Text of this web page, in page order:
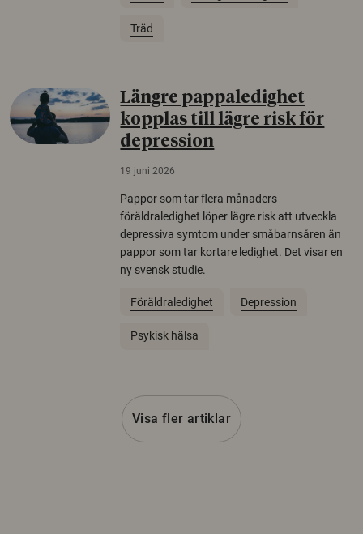
Träd
Längre pappaledighet
kopplas till lägre risk för
depression
19 juni 2026
Pappor som tar flera månaders
föräldraledighet löper lägre risk att utveckla
depressiva symtom under småbarnsåren än
pappor som tar kortare ledighet. Det visar en
ny svensk studie.
Föräldraledighet Depression
Psykisk hälsa
Visa fler artiklar